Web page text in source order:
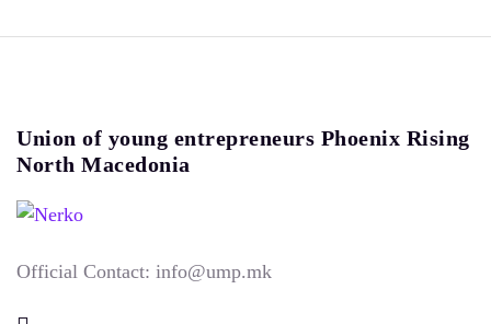
Union of young entrepreneurs Phoenix Rising
North Macedonia
Official Contact: info@ump.mk